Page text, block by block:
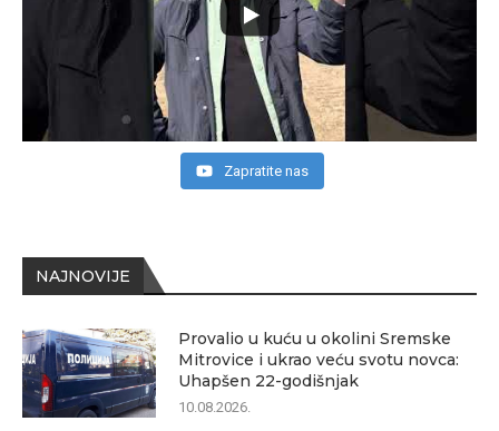
NAJNOVIJE
Provalio u kuću u okolini Sremske
Mitrovice i ukrao veću svotu novca:
Uhapšen 22-godišnjak
10.08.2026.
Zapratite nas